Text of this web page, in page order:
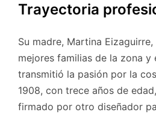
Trayectoria
Su madre, Martina
mejores familias de la zona y
transmitió la pasión por la
1908, con trece años de
firmado por otro diseñador